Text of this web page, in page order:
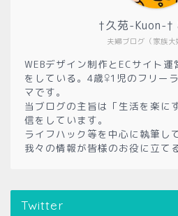
夫婦ブログ（家族大
†久苑-Kuon-†
WEBデザイン制作とECサイト
をしている。4歳♀1児のフリー
マです。
当ブログの主旨は「生活を楽に
信をしています。
ライフハック等を中心に執筆し
我々の情報が皆様のお役に立て
Twitter